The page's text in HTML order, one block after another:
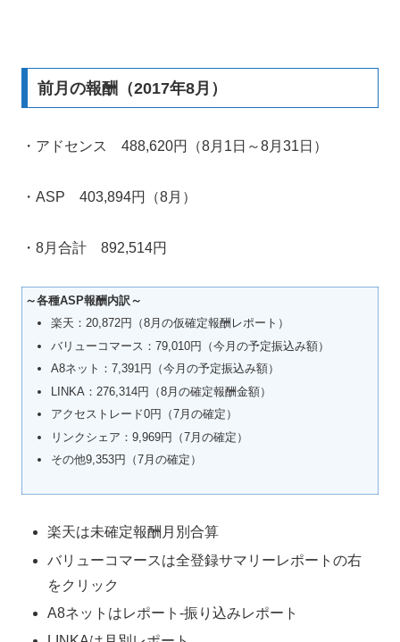
前月の報酬（2017年8月）
・アドセンス 488,620円（8月1日～8月31日）
・ASP 403,894円（8月）
・8月合計 892,514円
～各種ASP報酬内訳～
楽天：20,872円（8月の仮確定報酬レポート）
バリューコマース：79,010円（今月の予定振込み額）
A8ネット：7,391円（今月の予定振込み額）
LINKA：276,314円（8月の確定報酬金額）
アクセストレード0円（7月の確定）
リンクシェア：9,969円（7月の確定）
その他9,353円（7月の確定）
楽天は未確定報酬月別合算
バリューコマースは全登録サマリーレポートの右
をクリック
A8ネットはレポート-振り込みレポート